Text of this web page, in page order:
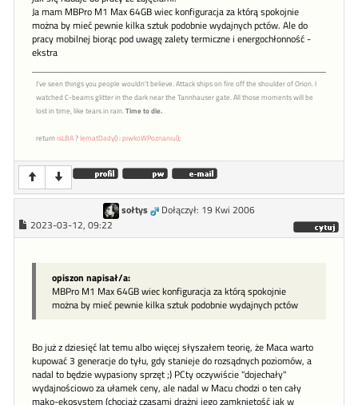
Ja mam MBPro M1 Max 64GB wiec konfiguracja za którą spokojnie
można by mieć pewnie kilka sztuk podobnie wydajnych pctów. Ale do
pracy mobilnej biorąc pod uwagę zalety termiczne i energochłonność -
ekstra
I've seen things you people wouldn't believe. Attack ships on fire off the shoulder of Orion. I
watched C-beams glitter in the dark near the Tannhauser gate. All those moments will be
lost in time, like tears in rain.Time to die.
returnisLBA?lematDady():piwkoWPoznaniu();
sołtys
Dołączył: 19 Kwi 2006
2023-03-12, 09:22
opiszon napisał/a:
MBPro M1 Max 64GB wiec konfiguracja za którą spokojnie
można by mieć pewnie kilka sztuk podobnie wydajnych pctów
Bo już z dziesięć lat temu albo więcej słyszałem teorię, że Maca warto
kupować 3 generacje do tyłu, gdy stanieje do rozsądnych poziomów, a
nadal to będzie wypasiony sprzęt ;) PCty oczywiście "dojechały"
wydajnościowo za ułamek ceny, ale nadal w Macu chodzi o ten cały
mako-ekosystem (chociaż czasami drażni jego zamkniętość jak w